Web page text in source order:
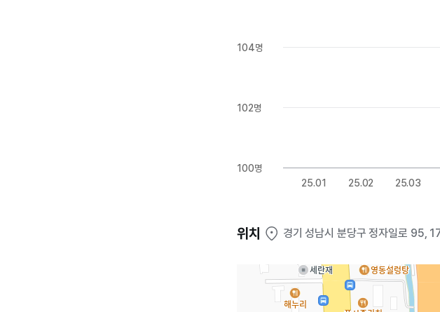
104명
102명
100명
25.01
25.02 25.03
위치 경기 성남시 분당구 정자일로 95,